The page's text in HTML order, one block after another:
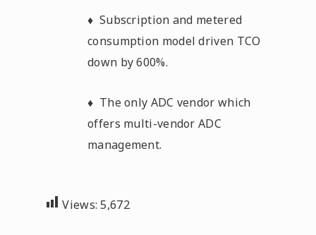
♦ Subscription and metered
consumption model driven TCO
down by 600%.
♦ The only ADC vendor which
offers multi-vendor ADC
management.
Views: 5,672